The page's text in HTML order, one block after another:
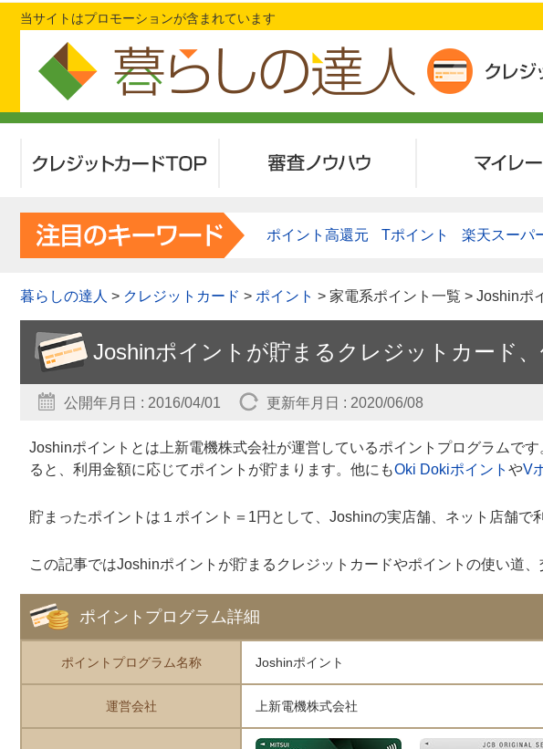
当サイトはプロモーションが含まれています
暮らしの達人 > クレジットカード > ポイント > 家電系ポイント一覧 > Joshinポ
Joshinポイントが貯まるクレジットカード
公開年月日 : 2016/04/01 更新年月日 : 2020/06/08
Joshinポイントとは上新電機株式会社が運営しているポイントプログラムで
ると、利用金額に応じてポイントが貯まります。他にもOki Dokiポイント やV
貯まったポイントは１ポイント＝1円として、Joshinの実店舗、ネット店舗で
この記事ではJoshinポイントが貯まるクレジットカードやポイントの使い道
ポイントプログラム詳細
ポイントプログラム名称 Joshinポイント
運営会社 上新電機株式会社
ポイント高還元 Tポイント 楽天スーパ